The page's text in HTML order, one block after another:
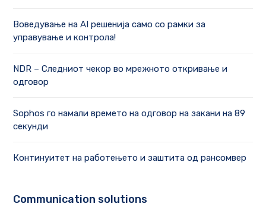
Воведување на AI решенија само со рамки за
управување и контрола!
NDR – Следниот чекор во мрежното откривање и
одговор
Sophos го намали времето на одговор на закани на 89
секунди
Континуитет на работењето и заштита од рансомвер
Communication solutions